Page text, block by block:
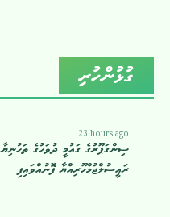
ގުޅުންހުރި
23 hours ago
ސިންގަޕޫރުގެ ގައުމީ ދުވަހުގެ ތަހުނިޔާ
ރައީސުލްޖުމްހޫރިއްޔާ ފޮނުއްވައިފި